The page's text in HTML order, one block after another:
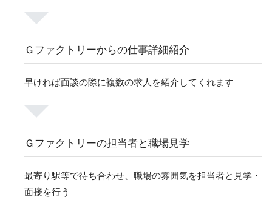
Ｇファクトリーからの仕事詳細紹介
早ければ面談の際に複数の求人を紹介してくれます
Ｇファクトリーの担当者と職場見学
最寄り駅等で待ち合わせ、職場の雰囲気を担当者と見学・
面接を行う